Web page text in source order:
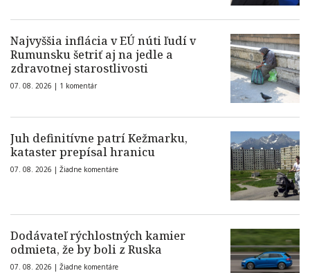
Najvyššia inflácia v EÚ núti ľudí v
Rumunsku šetriť aj na jedle a
zdravotnej starostlivosti
07. 08. 2026 | 1 komentár
Juh definitívne patrí Kežmarku,
kataster prepísal hranicu
07. 08. 2026 | Žiadne komentáre
Dodávateľ rýchlostných kamier
odmieta, že by boli z Ruska
07. 08. 2026 | Žiadne komentáre